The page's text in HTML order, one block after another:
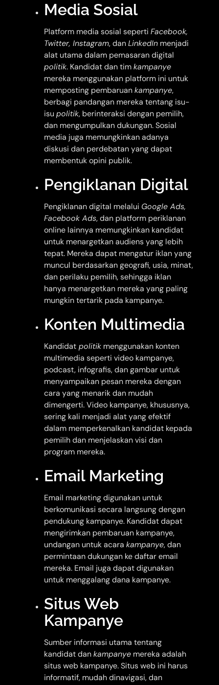
Media Sosial
Platform media sosial seperti Facebook,
Twitter, Instagram, danLinkedInmenjadi
alat utama dalam pemasaran digital
politik. Kandidat dan timkampanye
mereka menggunakan platform ini untuk
memposting pembaruankampanye,
berbagi pandangan mereka tentang isu-
isu politik, berinteraksi dengan pemilih,
dan mengumpulkan dukungan. Sosial
media juga memungkinkan adanya
diskusi dan perdebatan yang dapat
membentuk opini publik.
Pengiklanan Digital
Pengiklanan digital melalui Google Ads,
Facebook Ads, dan platform periklanan
online lainnya memungkinkan kandidat
untuk menargetkan audiens yang lebih
tepat. Mereka dapat mengatur iklan yang
muncul berdasarkan geografi, usia, minat,
dan perilaku pemilih, sehingga iklan
hanya menargetkan mereka yang paling
mungkin tertarik pada kampanye.
Konten Multimedia
Kandidatpolitikmenggunakan konten
multimedia seperti video kampanye,
podcast, infografis, dan gambar untuk
menyampaikan pesan mereka dengan
cara yang menarik dan mudah
dimengerti. Video kampanye, khususnya,
sering kali menjadi alat yang efektif
dalam memperkenalkan kandidat kepada
pemilih dan menjelaskan visi dan
program mereka.
Email Marketing
Email marketing digunakan untuk
berkomunikasi secara langsung dengan
pendukung kampanye. Kandidat dapat
mengirimkan pembaruan kampanye,
undangan untuk acara kampanye, dan
permintaan dukungan ke daftar email
mereka. Email juga dapat digunakan
untuk menggalang dana kampanye.
Situs Web
Kampanye
Sumber informasi utama tentang
kandidat dankampanyemereka adalah
situs web kampanye. Situs web ini harus
informatif, mudah dinavigasi, dan